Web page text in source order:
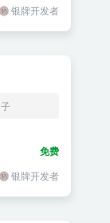
银牌开发者
免费
银牌开发者